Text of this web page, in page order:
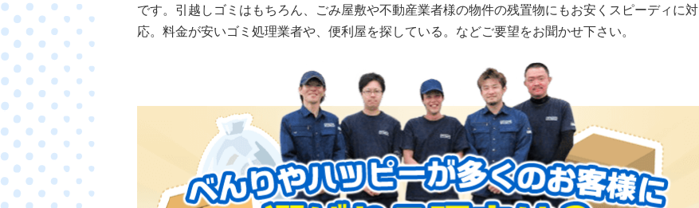
です。引越しゴミはもちろん、ごみ屋敷や不動産業者様の物件の残置物にもお安くスピーディに対
応。料金が安いゴミ処理業者や、便利屋を探している。などご要望をお聞かせ下さい。